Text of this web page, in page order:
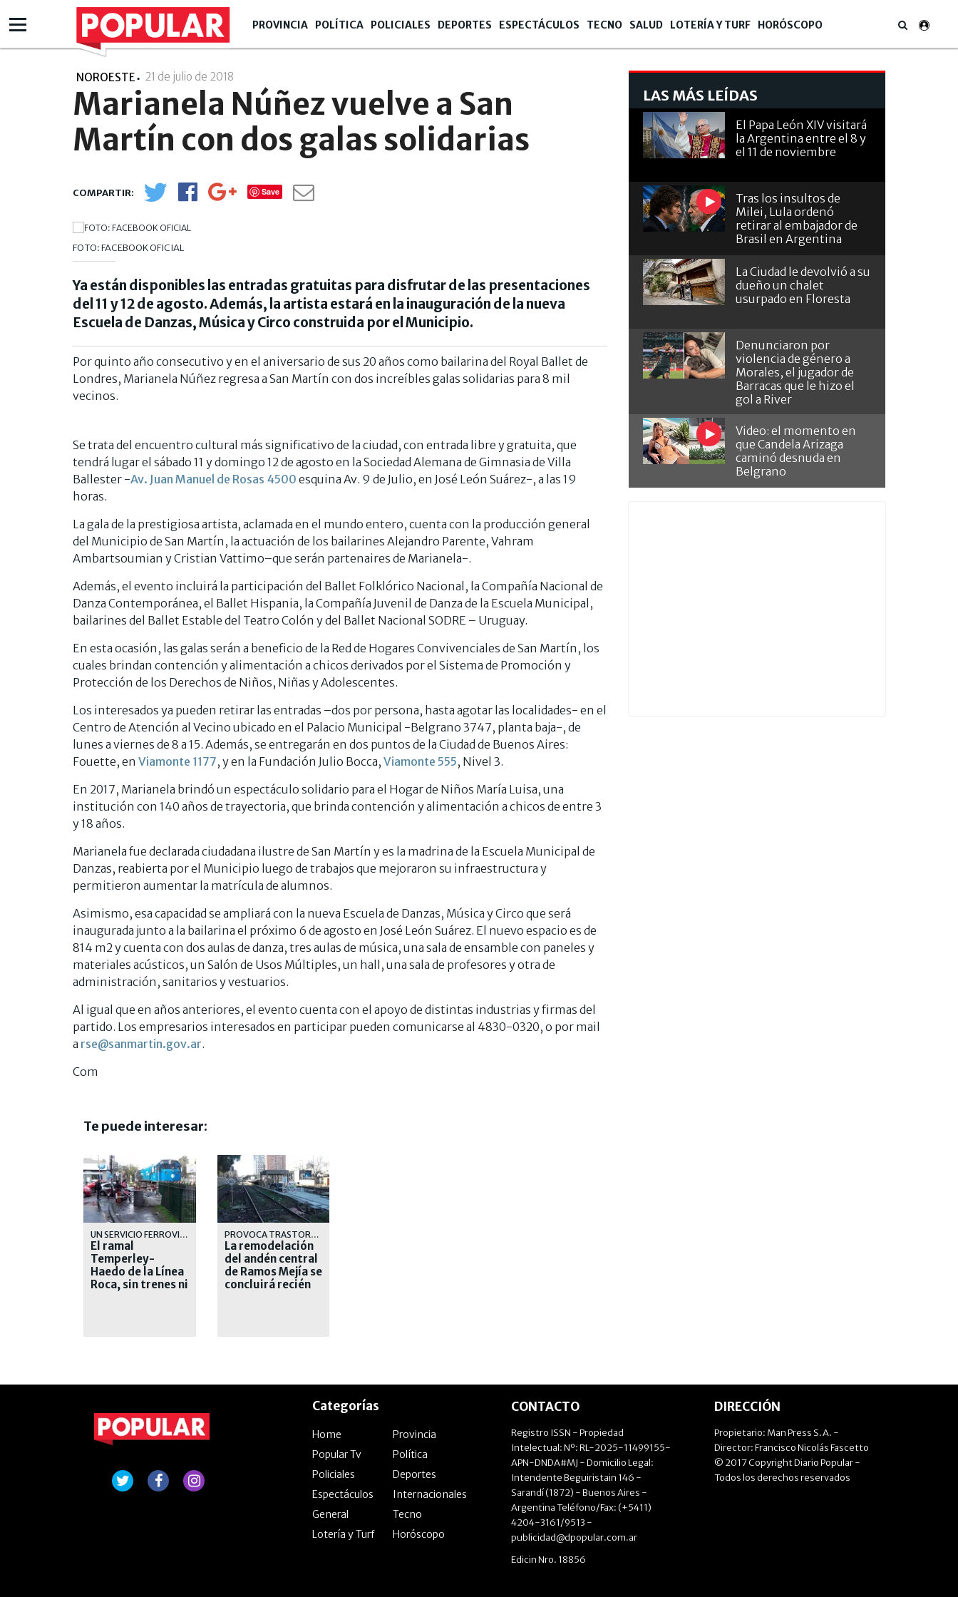
PROVINCIA POLÍTICA POLICIALES DEPORTES ESPECTÁCULOS TECNO SALUD LOTERÍA Y TURF HORÓSCOPO
NOROESTE 21 de julio de 2018
Marianela Núñez vuelve a San
Martín con dos galas solidarias
Save
FOTO: FACEBOOK OFICIAL
Ya están disponibles las entradas gratuitas para disfrutar de las presentaciones
del 11 y 12 de agosto. Además, la artista estará en la inauguración de la nueva
Escuela de Danzas, Música y Circo construida por el Municipio.
Por quinto año consecutivo y en el aniversario de sus 20 años como bailarina del Royal Ballet de
Londres, Marianela Núñez regresa a San Martín con dos increíbles galas solidarias para 8 mil
vecinos.
Se trata del encuentro cultural más significativo de la ciudad, con entrada libre y gratuita, que
tendrá lugar el sábado 11 y domingo 12 de agosto en la Sociedad Alemana de Gimnasia de Villa
Ballester -Av. Juan Manuel de Rosas 4500 esquina Av. 9 de Julio, en José León Suárez-, a las 19
horas.
La gala de la prestigiosa artista, aclamada en el mundo entero, cuenta con la producción general
del Municipio de San Martín, la actuación de los bailarines Alejandro Parente, Vahram
Ambartsoumian y Cristian Vattimo–que serán partenaires de Marianela-.
Además, el evento incluirá la participación del Ballet Folklórico Nacional, la Compañía Nacional de
Danza Contemporánea, el Ballet Hispania, la Compañía Juvenil de Danza de la Escuela Municipal,
bailarines del Ballet Estable del Teatro Colón y del Ballet Nacional SODRE – Uruguay.
En esta ocasión, las galas serán a beneficio de la Red de Hogares Convivenciales de San Martín, los
cuales brindan contención y alimentación a chicos derivados por el Sistema de Promoción y
Protección de los Derechos de Niños, Niñas y Adolescentes.
Los interesados ya pueden retirar las entradas –dos por persona, hasta agotar las localidades- en el
Centro de Atención al Vecino ubicado en el Palacio Municipal -Belgrano 3747, planta baja-, de
lunes a viernes de 8 a 15. Además, se entregarán en dos puntos de la Ciudad de Buenos Aires:
Fouette, en Viamonte 1177, y en la Fundación Julio Bocca, Viamonte 555, Nivel 3.
En 2017, Marianela brindó un espectáculo solidario para el Hogar de Niños María Luisa, una
institución con 140 años de trayectoria, que brinda contención y alimentación a chicos de entre 3
y 18 años.
Marianela fue declarada ciudadana ilustre de San Martín y es la madrina de la Escuela Municipal de
Danzas, reabierta por el Municipio luego de trabajos que mejoraron su infraestructura y
permitieron aumentar la matrícula de alumnos.
Asimismo, esa capacidad se ampliará con la nueva Escuela de Danzas, Música y Circo que será
inaugurada junto a la bailarina el próximo 6 de agosto en José León Suárez. El nuevo espacio es de
814 m2 y cuenta con dos aulas de danza, tres aulas de música, una sala de ensamble con paneles y
materiales acústicos, un Salón de Usos Múltiples, un hall, una sala de profesores y otra de
administración, sanitarios y vestuarios.
Al igual que en años anteriores, el evento cuenta con el apoyo de distintas industrias y firmas del
partido. Los empresarios interesados en participar pueden comunicarse al 4830-0320, o por mail
a rse@sanmartin.gov.ar.
Com
Te puede interesar:
UN SERVICIO FERROVIARIO QUE CADA DIA SE DEGRADA MAS
El ramal
Temperley-
Haedo de la Línea
Roca, sin trenes ni
PROVOCA TRASTORNOS A LOS PASAJEROS Y AL SERVICIO DE LA LINEA SARMIENTO
La remodelación
del andén central
de Ramos Mejía se
concluirá recién
LAS MÁS LEÍDAS
El Papa León XIV visitará
la Argentina entre el 8 y
el 11 de noviembre
Tras los insultos de
Milei, Lula ordenó
retirar al embajador de
Brasil en Argentina
La Ciudad le devolvió a su
dueño un chalet
usurpado en Floresta
Denunciaron por
violencia de género a
Morales, el jugador de
Barracas que le hizo el
gol a River
Video: el momento en
que Candela Arizaga
caminó desnuda en
Belgrano
Categorías
Home
Provincia
Popular Tv
Política
Policiales
Deportes
Espectáculos
Internacionales
General
Tecno
Lotería y Turf
Horóscopo
CONTACTO
Registro ISSN - Propiedad
Intelectual: Nº: RL-2025-11499155-
APN-DNDA#MJ - Domicilio Legal:
Intendente Beguiristain 146 -
Sarandí (1872) - Buenos Aires -
Argentina Teléfono/Fax: (+5411)
4204-3161/9513 -
publicidad@dpopular.com.ar
Edicin Nro. 18856
DIRECCIÓN
Propietario: Man Press S.A. -
Director: Francisco Nicolás Fascetto
© 2017 Copyright Diario Popular -
Todos los derechos reservados